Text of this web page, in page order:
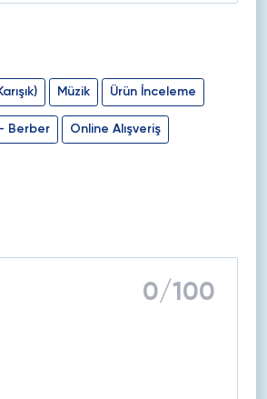
Müzik Ürün İnceleme
Berber Online Alışveriş
0/100